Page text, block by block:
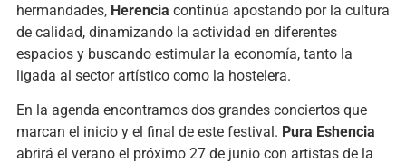
hermandades, Herencia continúa apostando por la cultura
de calidad, dinamizando la actividad en diferentes
espacios y buscando estimular la economía, tanto la
ligada al sector artístico como la hostelera.
En la agenda encontramos dos grandes conciertos que
marcan el inicio y el final de este festival. Pura Eshencia
abrirá el verano el próximo 27 de junio con artistas de la